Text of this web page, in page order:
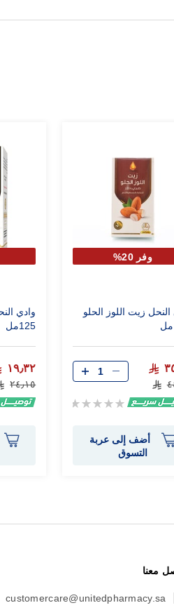
وفر 20%
النحل زيت اللوز الحلو
Rating:
أضف إلى عربة
التسوق
وادي
125مل
١٩٫٣٢
٢٤٫١٥
معنا
customercare@unitedpharmacy.sa